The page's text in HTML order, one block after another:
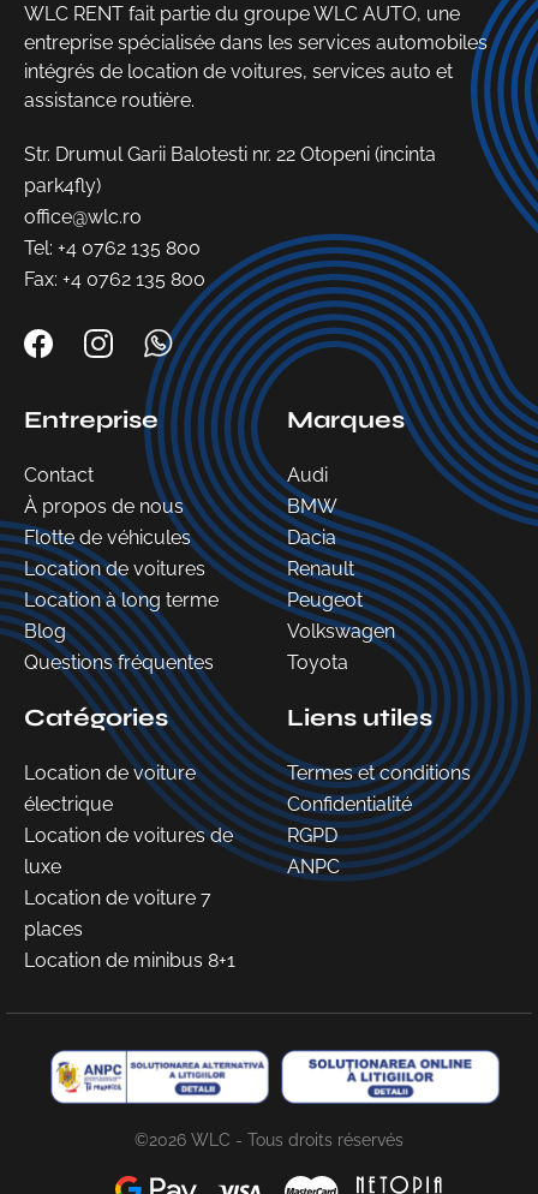
WLC RENT fait partie du groupe WLC AUTO, une
entreprise spécialisée dans les services automobiles
intégrés de location de voitures, services auto et
assistance routière.
Str. Drumul Garii Balotesti nr. 22 Otopeni (incinta
park4fly)
office@wlc.ro
Tel: +4 0762 135 800
Fax: +4 0762 135 800
Entreprise
Contact
À propos de nous
Flotte de véhicules
Location de voitures
Location à long terme
Blog
Questions fréquentes
Marques
Audi
BMW
Dacia
Renault
Peugeot
Volkswagen
Toyota
Catégories
Location de voiture
électrique
Location de voitures de
luxe
Location de voiture 7
places
Location de minibus 8+1
Liens utiles
Termes et conditions
Confidentialité
RGPD
ANPC
©2026 WLC - Tous droits réservés